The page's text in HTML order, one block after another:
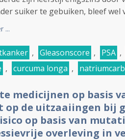
suiker te gebuiken, bleef wel
...
, Gleasonscore , PSA ,
, curcuma longa ,
medicijnen op basis
op de uitzaaiingen bij
op basis van
overleving in